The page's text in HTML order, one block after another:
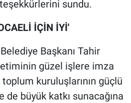
sundu.
İÇİN İYİ'
Başkanı Tahir
güzel işlere imza
toplum kuruluşlarının güçlü
de büyük katkı sunacağına